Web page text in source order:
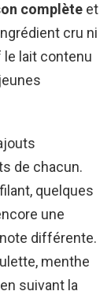
complète et
cru ni
le lait contenu
de chacun.
quelques
une
différente.
menthe
suivant la